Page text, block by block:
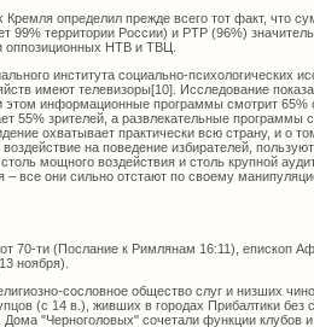
Кремля определил прежде всего тот факт, что
99% территории России) и РТР (96%)
оппозиционных НТВ и ТВЦ.
института социально-
имеют телевизоры[10]. Исследование
этом информационные программы смотрит 65%
55% зрителей, а развлекательные программы
охватывает практически всю страну, и о
на поведение избирателей,
мощного воздействия и столь крупной
– все они сильно отстают по своему
70-ти (Послание к Римлянам 16:11), епископ
ноября).
сословное общество слуг и низших
(с 14 в.), живших в городах Прибалтики без
Дома "Черноголовых" сочетали функции клубов